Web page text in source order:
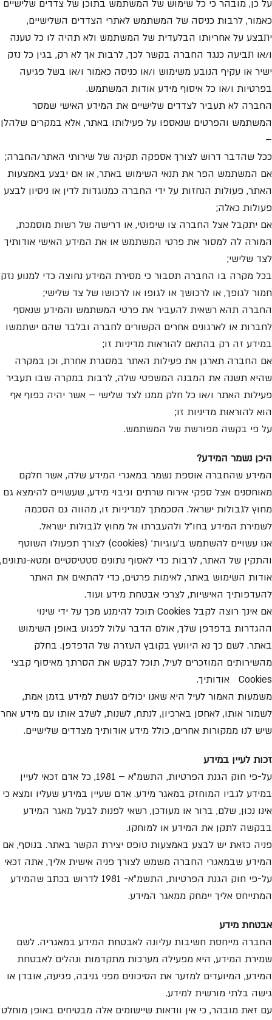
על כן, מובהר כי כל שימוש של המשתמש בתוכן של צדדים שלישיים
כאמור, לרבות כניסה של המשתמש לאתרי הצדדים השלישיים,
יתבצע על אחריותו הבלעדית של המשתמש ולא תהיה לו כל טענה
ו/או תביעה כנגד החברה בקשר לכך, לרבות אך לא רק, בגין כל נזק
ישיר או עקיף הנובע משימוש ו/או כניסה כאמור ו/או בשל פגיעה
בפרטיות ו/או כל איסוף מידע אודות המשתמש.
החברה לא תעביר לצדדים שלישיים את המידע האישי שמסר
המשתמש והפרטים שנאספו על פעילותו באתר, אלא במקרים שלהלן
–
ככל שהדבר דרוש לצורך אספקה תקינה של שירותי האתר/החברה;
אם המשתמש הפר את תנאי השימוש באתר, או אם יבצע באמצעות
האתר, פעולות הנחזות על ידי החברה כמנוגדות לדין או ניסיון לבצע
פעולות כאלה;
אם יתקבל אצל החברה צו שיפוטי, או דרישה של רשות מוסמכת,
המורה לה למסור את פרטי המשתמש או את המידע האישי אודותיך
לצד שלישי;
בכל מקרה בו החברה תסבור כי מסירת המידע נחוצה כדי למנוע נזק
חמור לגופך, או לרכושך או לגופו או לרכושו של צד שלישי;
החברה תהא רשאית להעביר את פרטי המשתמש והמידע שנאסף
לחברות או לארגונים אחרים הקשורים לחברה ובלבד שהם ישתמשו
במידע זה רק בהתאם להוראות מדיניות זו;
אם החברה תארגן את פעילות האתר במסגרת אחרת, וכן במקרה
שהיא תשנה את המבנה המשפטי שלה, לרבות במקרה שבו תעביר
פעילות האתר ו/או כל חלק ממנו לצד שלישי – אשר יהיה כפוף אף
הוא להוראות מדיניות זו;
על פי בקשה מפורשת של המשתמש.
היכן נשמר המידע?
המידע שהחברה אוספת נשמר במאגרי המידע שלה, אשר חלקם
מאוחסנים אצל ספקי אירוח שרתים וגיבוי מידע, שעשויים להימצא גם
מחוץ לגבולות ישראל. הסכמתך למדיניות זו, מהווה גם הסכמה
לשמירת המידע בחו”ל ולהעברתו אל מחוץ לגבולות ישראל.
אנו עשויים להשתמש ב’עוגיות’ (cookies) לצורך תפעולו השוטף
והתקין של האתר, לרבות כדי לאסוף נתונים סטטיסטיים ומטא-נתונים,
אודות השימוש באתר, לאימות פרטים, כדי להתאים את האתר
להעדפותיך האישיות, לצרכי אבטחת מידע ועוד.
אם אינך רוצה לקבל Cookies תוכל להימנע מכך על ידי שינוי
ההגדרות בדפדפן שלך, אולם הדבר עלול לפגוע באופן השימוש
באתר. לשם כך נא היוועץ בקובץ העזרה של הדפדפן. בחלק
מהשירותים המוזכרים לעיל, תוכל לבקש את הסרתך מאיסוף קבצי
Cookies אודותיך.
משמעות האמור לעיל היא שאנו יכולים לגשת למידע בזמן אמת,
לשמור אותו, לאחסן בארכיון, לנתח, לשנות, לשלב אותו עם מידע אחר
שיש לנו ממקורות אחרים, כולל מידע אודותיך מצדדים שלישיים.
זכות לעיין במידע
על-פי חוק הגנת הפרטיות, התשמ”א – 1981, כל אדם זכאי לעיין
במידע לגביו המוחזק במאגר מידע. אדם שעיין במידע שעליו ומצא כי
אינו נכון, שלם, ברור או מעודכן, רשאי לפנות לבעל מאגר המידע
בבקשה לתקן את המידע או למוחקו.
פניה כזאת יש לבצע באמצעות טופס יצירת הקשר באתר. בנוסף, אם
המידע שבמאגרי החברה משמש לצורך פניה אישית אליך, אתה זכאי
על-פי חוק הגנת הפרטיות, התשמ”א- 1981 לדרוש בכתב שהמידע
המתייחס אליך יימחק ממאגר המידע.
אבטחת מידע
החברה מייחסת חשיבות עליונה לאבטחת המידע במאגריה. לשם
שמירת המידע, היא מפעילה מערכות מתקדמות ונהלים לאבטחת
המידע, המיועדים למזער את הסיכונים מפני גניבה, פגיעה, אובדן או
גישה בלתי מורשית למידע.
עם זאת מובהר, כי אין וודאות שיישומים אלה מבטיחים באופן מוחלט